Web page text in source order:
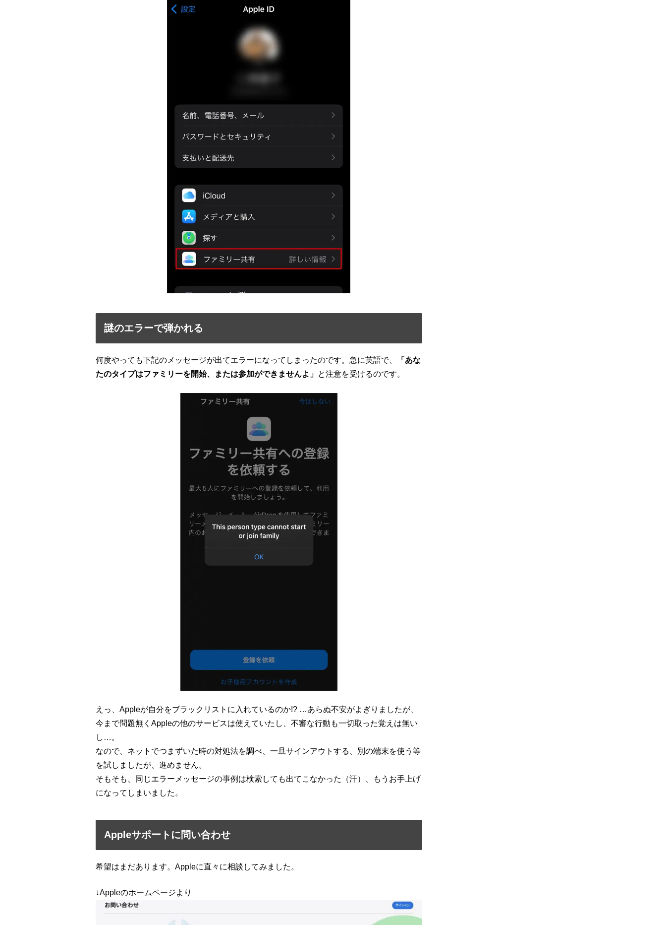
謎のエラーで弾かれる
何度やっても下記のメッセージが出てエラーになってしまったのです。急に英語で、
「あな
たのタイプはファミリーを開始、または参加ができませんよ」 と注意を受けるのです。
えっ、Appleが自分をブラックリストに入れているのか!? …あらぬ不安がよぎりましたが、
今まで問題無くAppleの他のサービスは使えていたし、不審な行動も一切取った覚えは無い
し…。
なので、ネットでつまずいた時の対処法を調べ、一旦サインアウトする、別の端末を使う等
を試しましたが、進めません。
そもそも、同じエラーメッセージの事例は検索しても出てこなかった（汗）、もうお手上げ
になってしまいました。
Appleサポートに問い合わせ
希望はまだあります。Appleに直々に相談してみました。
↓Appleのホームページより